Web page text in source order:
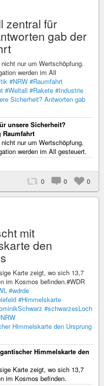
zentral für
gab der
nur um Wertschöpfung.
werden im All
#NRW #Raumfahrt
#Weltall #Rakete #Industrie
Sicherheit? Antworten gab
unsere Sicherheit?
Raumfahrt
nur um Wertschöpfung.
werden im All gesteuert.
0 0 0
mit
den
Karte zeigt, wo sich 13,7
im Kosmos befinden.#WDR
#wdrde
#Himmelskarte
#schwarzesLoch
Himmelskarte den Ursprung
Himmelskarte den
Karte zeigt, wo sich 13,7
im Kosmos befinden.